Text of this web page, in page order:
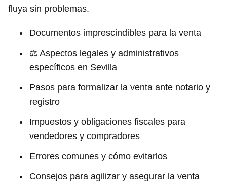
fluya sin problemas.
Documentos imprescindibles para la venta
⚖️ Aspectos legales y administrativos
específicos en Sevilla
Pasos para formalizar la venta ante notario y
registro
Impuestos y obligaciones fiscales para
vendedores y compradores
Errores comunes y cómo evitarlos
Consejos para agilizar y asegurar la venta